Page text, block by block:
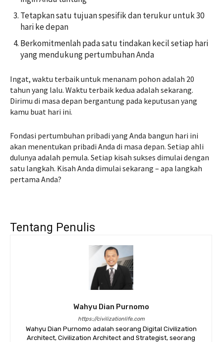
Tetapkan satu tujuan spesifik dan terukur untuk 30
hari ke depan
Berkomitmenlah pada satu tindakan kecil setiap hari
yang mendukung pertumbuhan Anda
Ingat, waktu terbaik untuk menanam pohon adalah 20
tahun yang lalu. Waktu terbaik kedua adalah sekarang.
Dirimu di masa depan bergantung pada keputusan yang
kamu buat hari ini.
Fondasi pertumbuhan pribadi yang Anda bangun hari ini
akan menentukan pribadi Anda di masa depan. Setiap ahli
dulunya adalah pemula. Setiap kisah sukses dimulai dengan
satu langkah. Kisah Anda dimulai sekarang – apa langkah
pertama Anda?
Tentang Penulis
Wahyu Dian Purnomo
https://civilizationlife.com
Wahyu Dian Purnomo adalah seorang Digital Civilization
Architect, Civilization Architect and Strategist, seorang